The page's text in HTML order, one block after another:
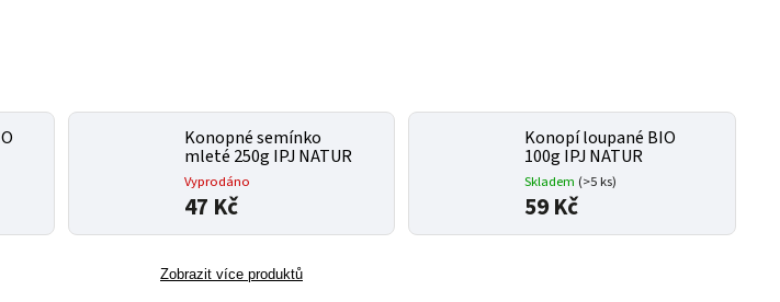
Konopné semínko
mleté 250g IPJ NATUR
Vyprodáno
47 Kč
Konopí loupané BIO
100g IPJ NATUR
Skladem (>5 ks)
59 Kč
Zobrazit více produktů